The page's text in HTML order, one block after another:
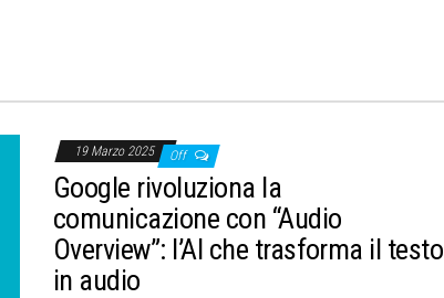
19 Marzo 2025 Off
Google rivoluziona la
comunicazione con “Audio
Overview”: l’AI che trasforma il testo
in audio